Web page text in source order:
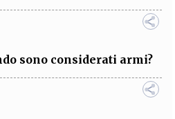
sono considerati armi?